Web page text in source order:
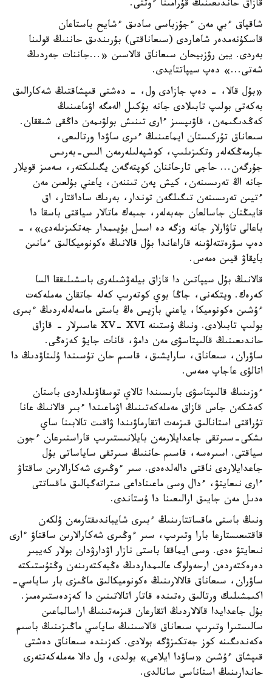
قازاق حاندىعىنىڭ قۇرامىنا ءوتتى.
شاقپاق ءبي مەن ءجۇزباسى سادىق ءشايح باستاعان
قاسكۇنەمدەر شاھاردى (سىعاناقتى) بۇرىندىق حاننىڭ قولىنا
بەردى. يبن رۋزبيحان سىعاناق قالاسىن «...جاننات جەردىڭ
شەتى...» دەپ سيپاتتايدى.
«بۇل قالا، - دەپ جازادى ول، - دەشتى قىپشاقتىڭ شەكارالىق
بەكەتى بولىپ تابىلادى جانە بۇكىل الەمگە اۋماعىنىڭ
كەڭدىگىمەن، قاۋىپسىز ءارى تىنىش بولۋىمەن داڭقى شىققان.
سىعاناق تۇركىستان ايماعىنىڭ ءىرى ساۋدا ورتالىعى،
جارمەڭكەلەر وتكىزىلىپ، كوشپەلىلەرمەن الىس-بەرىس
جۇرگەن... حاجى تارحاننان كوپتەگەن يگىلىكتەر، سەمىز قويلار
جانە اڭ تەرىسىنەن، كيش پەن تىننەن، ياعني بۇلعىن مەن
ءتيىن تەرىسىنەن تىگىلگەن توندار، بەرىك ساداقتار، اق
قايىڭنان جاسالعان جەبەلەر، جىبەك ماتالار سياقتى باسقا دا
باعالى تاۋارلار جانە وزگە دە اسىل بۇيىمدار جەتكىزىلەدى»، -
دەپ سۋرەتتەلۋىنە قاراعاندا بۇل قالانىڭ ەكونوميكالىق ءمانىن
بايقاۋ قيىن ەمەس.
قالانىڭ بۇل سيپاتىن دا قازاق بيلەۋشىلەرى باسشىلىققا السا
كەرەك. ويتكەنى، جاڭا بوي كوتەرىپ كەلە جاتقان مەملەكەت
ءۇشىن ەكونوميكا، ياعني بازيس ەڭ باستى ماسەلەلەردىڭ ءبىرى
بولىپ تابىلادى. ونىڭ ۇستىنە XV- XVI عاسىرلار - قازاق
حاندىعىنىڭ قالىپتاسۋى مەن دامۋ، قانات جايۋ كەزەڭى.
ساۋران، سىعاناق، سارايشىق، قاسىم حان تۇسىندا ۇلىتاۋدىڭ دا
اتالۋى عاجاپ ەمەس.
ءوزىنىڭ قالىپتاسۋى بارىسىندا تالاي توسقاۋىلداردى باستان
كەشكەن جاس قازاق مەملەكەتىنىڭ اۋماعىندا ءبىر قالانىڭ عانا
تۇراقتى استانالىق قىزمەت اتقارماۋىندا ۋاقىت تالابىنا ساي
ىشكى-سىرتقى جاعدايلارمەن بايلانىستىرىپ قاراستىرعان ءجون
سياقتى. اسىرەسە، قاسىم حاننىڭ سىرتقى ساياساتى بۇل
جاعدايلاردى ناقتى دالەلدەدى. سىر ءوڭىرى شەكارالارىن ساقتاۋ
ءارى نىعايتۋ، ءدال وسى ماعىناداعى ستراتەگيالىق ماقساتتى
ەدىل مەن جايىق ارالىعىنا دا ۇستاندى.
ونىڭ باستى ماقساتتارىنىڭ ءبىرى شايباندىقتارمەن ۇلكەن
قاقتىعىستارعا بارا وتىرىپ، سىر ءوڭىرى شەكارالارىن ساقتاۋ ءارى
نىعايتۋ ەدى. وسى ايماققا باستى نازار اۋدارۋدان بولار كەيبىر
دەرەكتەردەن ارحەولوگ عالىمداردىڭ ەڭبەكتەرىنەن وڭتۇستىكتە
ساۋران، سىعاناق قالالارىنىڭ ەكونوميكالىق ماڭىزى بار ساياسي-
اكىمشىلىك ورتالىق رەتىندە قاتار اتالاتىنىن دا كەزدەستىرەمىز.
بۇل جاعدايدا قالالاردىڭ اتقارعان قىزمەتىنىڭ اراسالماعىن
سالىستىرا وتىرىپ سىعاناق قالاسىنىڭ ساياسي ماڭىزىنىڭ باسىم
ەكەندىگىنە كوز جەتكىزۋگە بولادى. كەزىندە سىعاناق دەشتى
قىپشاق ءۇشىن «ساۋدا ايلاعى» بولدى، ول دالا مەملەكەتتەرى
حاندارىنىڭ استاناسى سانالدى.